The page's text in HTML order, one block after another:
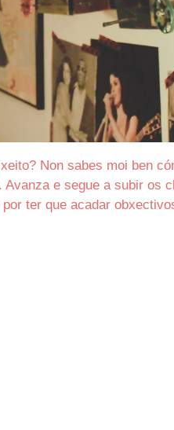
Non sabes moi ben
e segue a subir os
ter que acadar